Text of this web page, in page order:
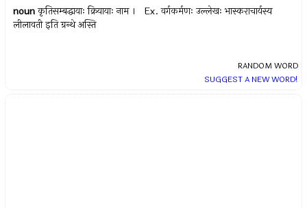
noun कृतिसम्बद्धायाः क्रियायाः नाम । Ex.वर्गकर्मणः उल्लेखः भास्कराचार्यस्य
लीलावती इति ग्रन्थे अस्ति
RANDOM WORD
SUGGEST A NEW WORD!